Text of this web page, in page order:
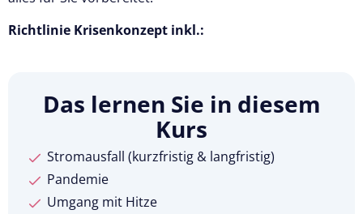
Richtlinie Krisenkonzept inkl.:
Das lernen Sie in diesem
Kurs
Stromausfall (kurzfristig & langfristig)
Pandemie
Umgang mit Hitze